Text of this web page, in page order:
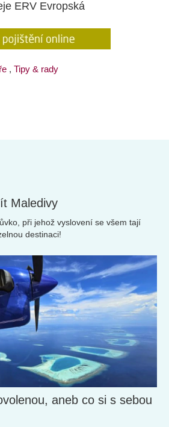
ERV Evropská
, Tipy & rady
Maledivy
při jehož vyslovení se všem tají
destinaci!
aneb co si s sebou